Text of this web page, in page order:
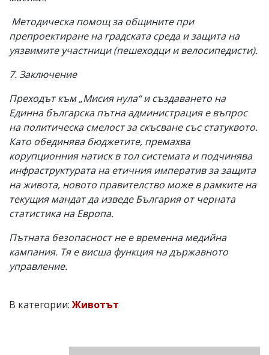
Методическа помощ за общините при
препроектиране на градската среда и защита на
уязвимите участници (пешеходци и велосипедисти).
7. Заключение
Преходът към „Мисия нула“ и създаването на
Единна българска пътна администрация е въпрос
на политическа смелост за скъсване със статуквото.
Като обединява бюджетите, премахва
корупционния натиск в тол системата и подчинява
инфраструктурата на етичния императив за защита
на живота, новото правителство може в рамките на
текущия мандат да изведе България от черната
статистика на Европа.
Пътната безопасност не е временна медийна
кампания. Тя е висша функция на държавното
управление.
В категории:Животът